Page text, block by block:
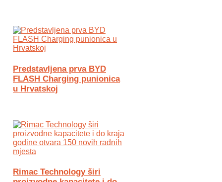
Predstavljena prva BYD
FLASH Charging punionica
u Hrvatskoj
Rimac Technology širi